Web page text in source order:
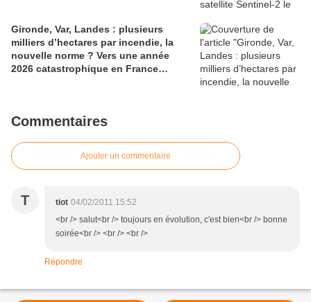
Gironde, Var, Landes : plusieurs
milliers d’hectares par incendie, la
nouvelle norme ? Vers une année
2026 catastrophique en France…
Commentaires
Ajouter un commentaire
T tiot 04/02/2011 15:52
<br /> salut<br /> toujours en évolution, c'est bien<br /> bonne
soirée<br /> <br /> <br />
Répondre